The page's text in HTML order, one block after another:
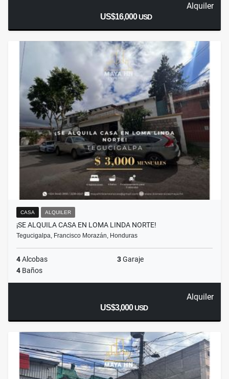
Alquiler
US$16,000USD
CASA ALQUILER
¡SE ALQUILA CASA EN LOMA LINDA NORTE!
Tegucigalpa, Francisco Morazán, Honduras
4Alcobas 3Garaje
4 Baños
Alquiler
US$3,000USD